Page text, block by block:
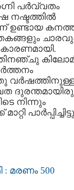
പര്‍വ്വതം
നഷ്ടത്തില്‍
ഉണ്ടായ
നിന്നും
മരണം 500